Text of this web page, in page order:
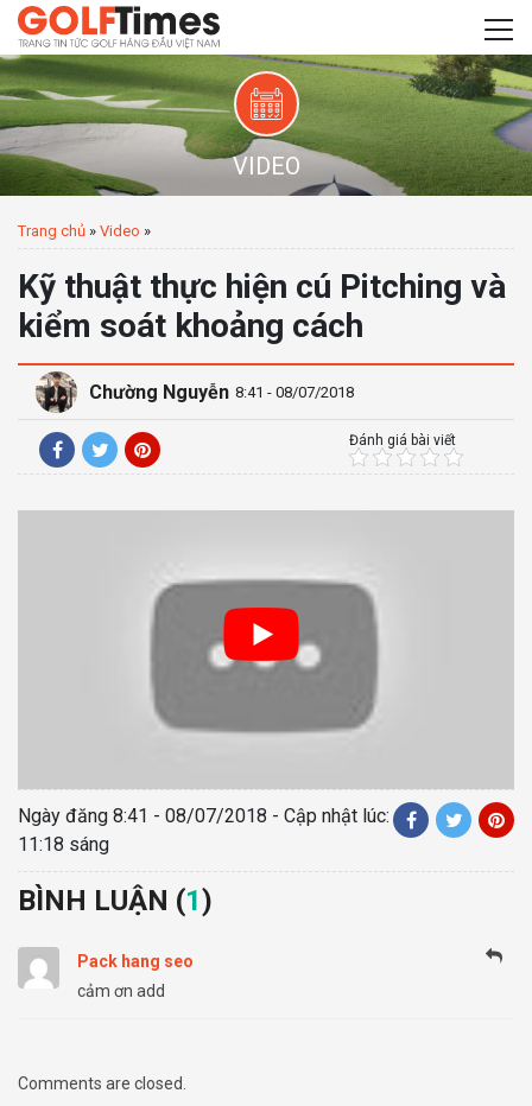
VIDEO
Trang chủ » Video »
Kỹ thuật thực hiện cú Pitching và
kiểm soát khoảng cách
Chường Nguyễn 8:41 - 08/07/2018
Đánh giá bài viết
Ngày đăng 8:41 - 08/07/2018 - Cập nhật lúc:
11:18 sáng
BÌNH LUẬN (1)
Pack hang seo
cảm ơn add
Comments are closed.